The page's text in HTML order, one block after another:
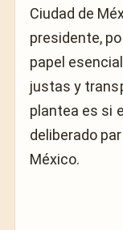
Ciudad de
presidente,
papel
justas y
plantea es si
deliberado
México.